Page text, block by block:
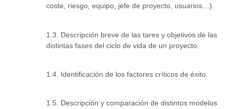
coste, riesgo, equipo, jefe de proyecto, usuarios…).
1.3. Descripción breve de las tares y objetivos de las
distintas fases del ciclo de vida de un proyecto.
1.4. Identificación de los factores críticos de éxito.
1.5. Descripción y comparación de distintos modelos